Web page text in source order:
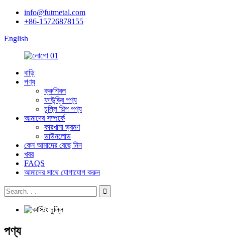
info@futmetal.com
+86-15726878155
English
বাড়ি
পণ্য
ক্রুশিবল
ফাউন্ড্রি পণ্য
চুল্লি শিল্প পণ্য
আমাদের সম্পর্কে
কারখানা ভ্রমণ
ডাউনলোড
কেন আমাদের বেছে নিন
খবর
FAQS
আমাদের সাথে যোগাযোগ করুন
পণ্য